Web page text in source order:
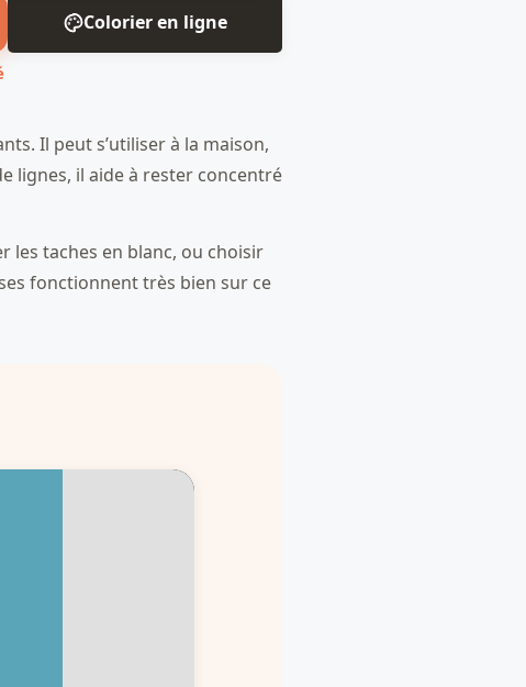
Colorier en ligne
Il peut s’utiliser à la maison,
lignes, il aide à rester concentré
les taches en blanc, ou choisir
fonctionnent très bien sur ce